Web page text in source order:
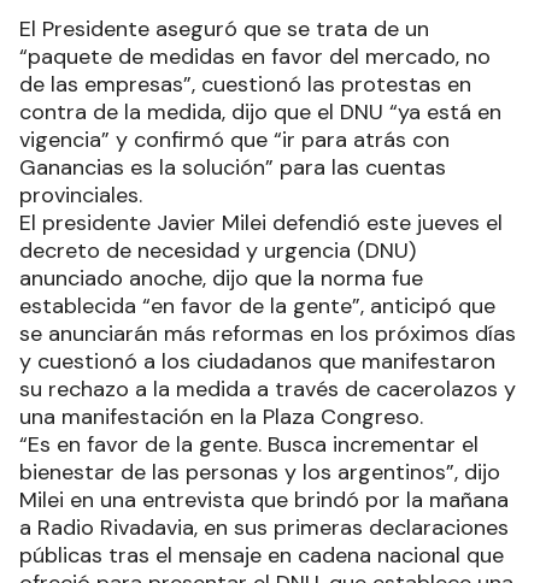
El Presidente aseguró que se trata de un
“paquete de medidas en favor del mercado, no
de las empresas”, cuestionó las protestas en
contra de la medida, dijo que el DNU “ya está en
vigencia” y confirmó que “ir para atrás con
Ganancias es la solución” para las cuentas
provinciales.
El presidente Javier Milei defendió este jueves el
decreto de necesidad y urgencia (DNU)
anunciado anoche, dijo que la norma fue
establecida “en favor de la gente”, anticipó que
se anunciarán más reformas en los próximos días
y cuestionó a los ciudadanos que manifestaron
su rechazo a la medida a través de cacerolazos y
una manifestación en la Plaza Congreso.
“Es en favor de la gente. Busca incrementar el
bienestar de las personas y los argentinos”, dijo
Milei en una entrevista que brindó por la mañana
a Radio Rivadavia, en sus primeras declaraciones
públicas tras el mensaje en cadena nacional que